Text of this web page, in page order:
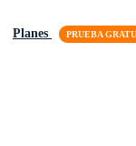
Planes